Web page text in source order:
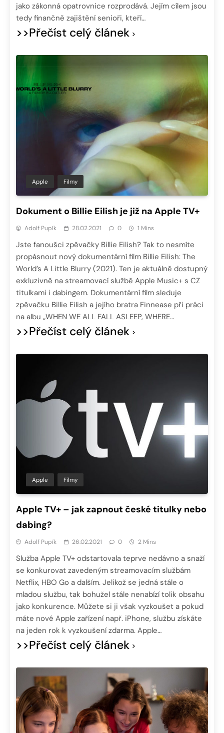
jako zákonná opatrovnice rozprodává. Jejím cílem jsou
tedy finančně zajištění senioři, kteří…
>>Přečíst celý článek
Apple Filmy
Dokument o Billie Eilish je již na Apple TV+
Adolf Pupík 28.02.2021 0 1 Mins
Jste fanoušci zpěvačky Billie Eilish? Tak to nesmíte
propásnout nový dokumentární film Billie Eilish: The
World’s A Little Blurry (2021). Ten je aktuálně dostupný
exkluzivně na streamovací službě Apple Music+ s CZ
titulkami i dabingem. Dokumentární film sleduje
zpěvačku Billie Eilish a jejího bratra Finnease při práci
na albu „WHEN WE ALL FALL ASLEEP, WHERE…
>>Přečíst celý článek
Apple Filmy
Apple TV+ – jak zapnout české titulky nebo
dabing?
Adolf Pupík 26.02.2021 0 2 Mins
Služba Apple TV+ odstartovala teprve nedávno a snaží
se konkurovat zavedeným streamovacím službám
Netflix, HBO Go a dalším. Jelikož se jedná stále o
mladou službu, tak bohužel stále nenabízí tolik obsahu
jako konkurence. Můžete si ji však vyzkoušet a pokud
máte nové Apple zařízení např. iPhone, službu získáte
na jeden rok k vyzkoušení zdarma. Apple…
>>Přečíst celý článek